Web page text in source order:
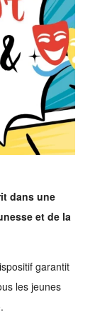
dans une
et de la
garantit
les jeunes